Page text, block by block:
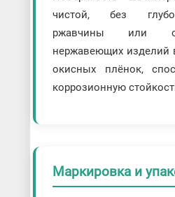
чистой, без
ржавчины или
нержавеющих изделий
окисных плёнок,
коррозионную
Маркировка и